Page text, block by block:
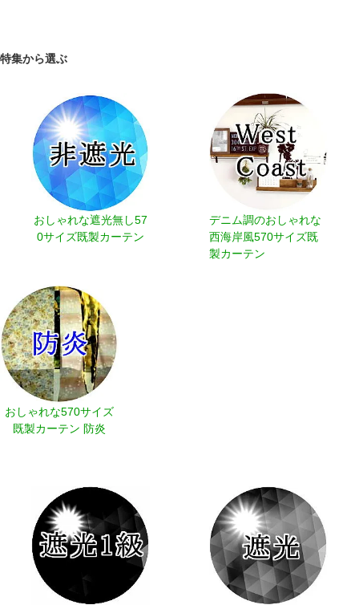
当店では予めトレンドのサイズを作り置きして、ご注文を頂いてから
製してお届けしています。既製品で有りながら高品質で5ｃｍ間隔か
ら選べるおしゃれな既製カーテンを是非お楽しみください。一部サイ
ズに於きましては生地を輸入後、お作り致しますので10～12日程度
お時間を頂く場合がございます。
特集から選ぶ
おしゃれな遮光無し57
0サイズ既製カーテン
デニム調のおしゃれな
西海岸風570サイズ既
製カーテン
おしゃれな570サイズ
既製カーテン 防炎